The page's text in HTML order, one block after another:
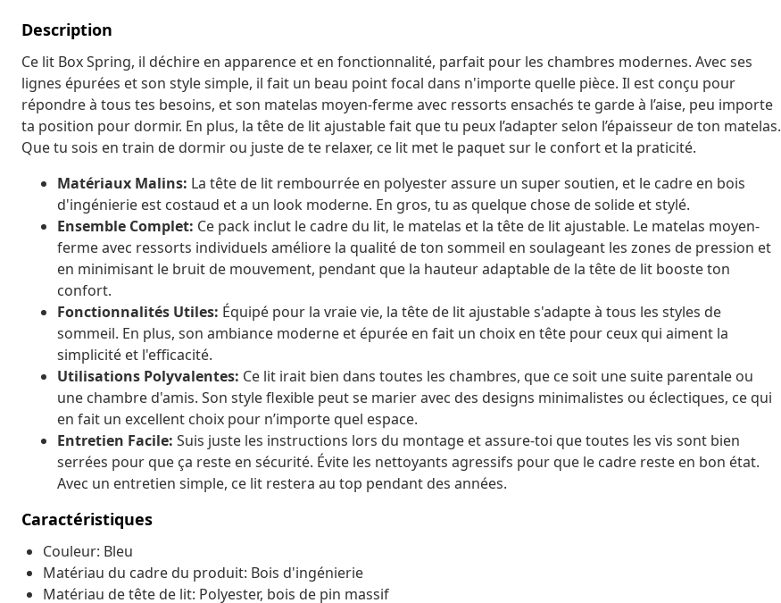
Description
Ce lit Box Spring, il déchire en apparence et en fonctionnalité, parfait pour les chambres modernes. Avec ses
lignes épurées et son style simple, il fait un beau point focal dans n'importe quelle pièce. Il est conçu pour
répondre à tous tes besoins, et son matelas moyen-ferme avec ressorts ensachés te garde à l’aise, peu importe
ta position pour dormir. En plus, la tête de lit ajustable fait que tu peux l’adapter selon l’épaisseur de ton matelas.
Que tu sois en train de dormir ou juste de te relaxer, ce lit met le paquet sur le confort et la praticité.
Matériaux Malins: La tête de lit rembourrée en polyester assure un super soutien, et le cadre en bois
d'ingénierie est costaud et a un look moderne. En gros, tu as quelque chose de solide et stylé.
Ensemble Complet: Ce pack inclut le cadre du lit, le matelas et la tête de lit ajustable. Le matelas moyen-
ferme avec ressorts individuels améliore la qualité de ton sommeil en soulageant les zones de pression et
en minimisant le bruit de mouvement, pendant que la hauteur adaptable de la tête de lit booste ton
confort.
Fonctionnalités Utiles: Équipé pour la vraie vie, la tête de lit ajustable s'adapte à tous les styles de
sommeil. En plus, son ambiance moderne et épurée en fait un choix en tête pour ceux qui aiment la
simplicité et l'efficacité.
Utilisations Polyvalentes: Ce lit irait bien dans toutes les chambres, que ce soit une suite parentale ou
une chambre d'amis. Son style flexible peut se marier avec des designs minimalistes ou éclectiques, ce qui
en fait un excellent choix pour n’importe quel espace.
Entretien Facile: Suis juste les instructions lors du montage et assure-toi que toutes les vis sont bien
serrées pour que ça reste en sécurité. Évite les nettoyants agressifs pour que le cadre reste en bon état.
Avec un entretien simple, ce lit restera au top pendant des années.
Caractéristiques
Couleur: Bleu
Matériau du cadre du produit: Bois d'ingénierie
Matériau de tête de lit: Polyester, bois de pin massif